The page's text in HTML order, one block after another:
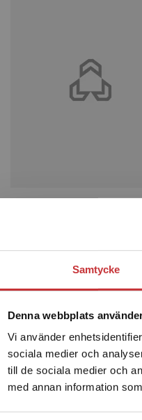
Samtycke
Denna webbplats
Vi använder
sociala medier och
till de sociala medier och
med annan information